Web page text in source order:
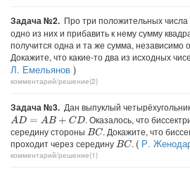
Задача №2. Про три положительных числа
одно из них и прибавить к нему сумму
получится одна и та же сумма, независимо
Докажите, что какие-то два из исходных
Л. Емельянов )
комментарий/решение(2)
Задача №3. Дан выпуклый
AD= AB +CD . Оказалось, что
середину стороны BC . Докажите, что
проходит через серединуBC . ( Р.
комментарий/решение(1)